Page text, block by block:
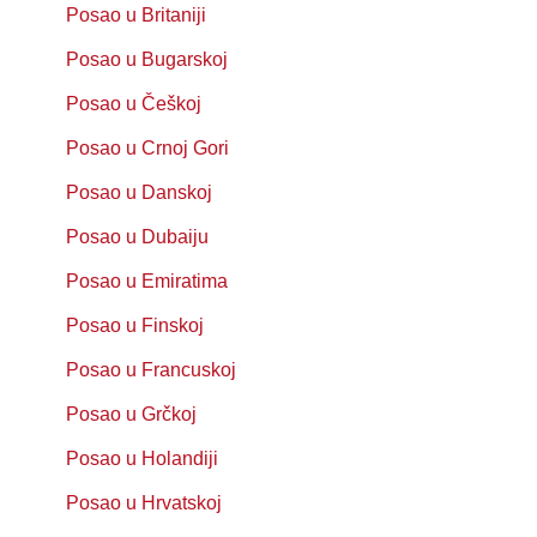
Posao u Britaniji
Posao u Bugarskoj
Posao u Češkoj
Posao u Crnoj Gori
Posao u Danskoj
Posao u Dubaiju
Posao u Emiratima
Posao u Finskoj
Posao u Francuskoj
Posao u Grčkoj
Posao u Holandiji
Posao u Hrvatskoj